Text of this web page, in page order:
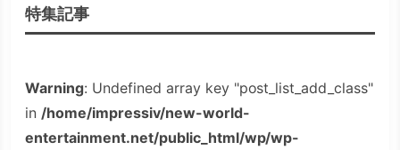
特集記事
Warning: Undefined array key "post_list_add_class"
in /home/impressiv/new-world-
entertainment.net/public_html/wp/wp-